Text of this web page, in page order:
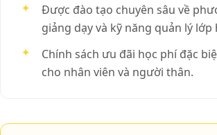
✦
Được đào tạo chuyên sâu về
giảng dạy và kỹ năng quản lý lớp
✦
Chính sách ưu đãi học phí đặc
cho nhân viên và người thân.